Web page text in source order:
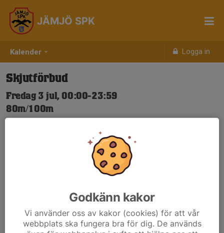
Kalender Logga in
JÄMJÖ SPK
Skjutförbud
Fredag 3 jul, 00:00-23:59
80m/100m
Nya Skjuttider-igen.pdf
Godkänn kakor
Vi använder oss av kakor (cookies) för att vår
webbplats ska fungera bra för dig. De används